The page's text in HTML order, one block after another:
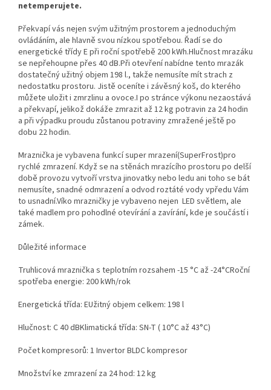
netemperujete.
Překvapí vás nejen svým užitným prostorem a jednoduchým
ovládáním, ale hlavně svou nízkou spotřebou. Řadí se do
energetické třídy E při roční spotřebě 200 kWh.Hlučnost mrazáku
se nepřehoupne přes 40 dB.Při otevření nabídne tento mrazák
dostatečný užitný objem 198 l., takže nemusíte mít strach z
nedostatku prostoru. Jistě oceníte i závěsný koš, do kterého
můžete uložit i zmrzlinu a ovoce.I po stránce výkonu nezaostává
a překvapí, jelikož dokáže zmrazit až 12 kg potravin za 24 hodin
a při výpadku proudu zůstanou potraviny zmražené ještě po
dobu 22 hodin.
Mraznička je vybavena funkcí super mrazení(SuperFrost)pro
rychlé zmrazení. Když se na stěnách mrazícího prostoru po delší
době provozu vytvoří vrstva jinovatky nebo ledu ani toho se bát
nemusíte, snadné odmrazení a odvod roztáté vody vpředu Vám
to usnadní.Víko mrazničky je vybaveno nejen LED světlem, ale
také madlem pro pohodlné otevírání a zavírání, kde je součástí i
zámek.
Důležité informace
Truhlicová mraznička s teplotním rozsahem -15 °C až -24°CRoční
spotřeba energie: 200 kWh/rok
Energetická třída: EUžitný objem celkem: 198 l
Hlučnost: C 40 dBKlimatická třída: SN-T ( 10°C až 43°C)
Počet kompresorů: 1 Invertor BLDC kompresor
Množství ke zmrazení za 24 hod: 12 kg